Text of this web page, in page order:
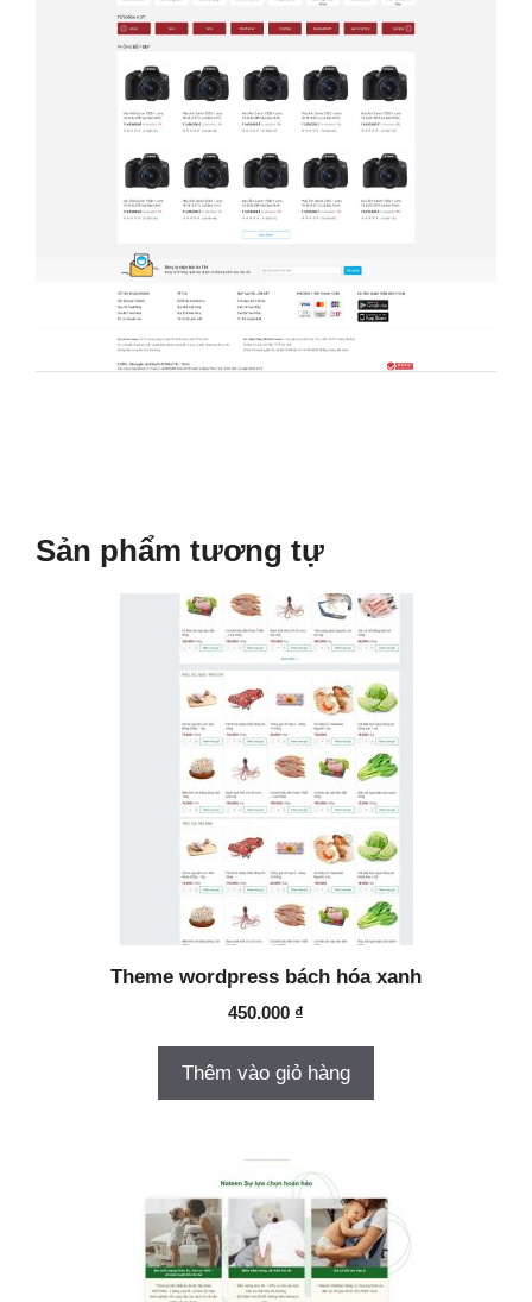
Sản phẩm tương tự
Theme wordpress bách hóa xanh
450.000 ₫
Thêm vào giỏ hàng